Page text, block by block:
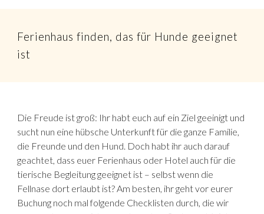
Ferienhaus finden, das für Hunde geeignet
ist
Die Freude ist groß: Ihr habt euch auf ein Ziel geeinigt und
sucht nun eine hübsche Unterkunft für die ganze Familie,
die Freunde und den Hund. Doch habt ihr auch darauf
geachtet, dass euer Ferienhaus oder Hotel auch für die
tierische Begleitung geeignet ist – selbst wenn die
Fellnase dort erlaubt ist? Am besten, ihr geht vor eurer
Buchung noch mal folgende Checklisten durch, die wir